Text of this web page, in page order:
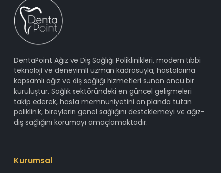
DentaPoint Ağız ve Diş Sağlığı Poliklinikleri, modern tıbbi
teknoloji ve deneyimli uzman kadrosuyla, hastalarına
kapsamlı ağız ve diş sağlığı hizmetleri sunan öncü bir
kuruluştur. Sağlık sektöründeki en güncel gelişmeleri
takip ederek, hasta memnuniyetini ön planda tutan
poliklinik, bireylerin genel sağlığını desteklemeyi ve ağız-
diş sağlığını korumayı amaçlamaktadır.
Kurumsal